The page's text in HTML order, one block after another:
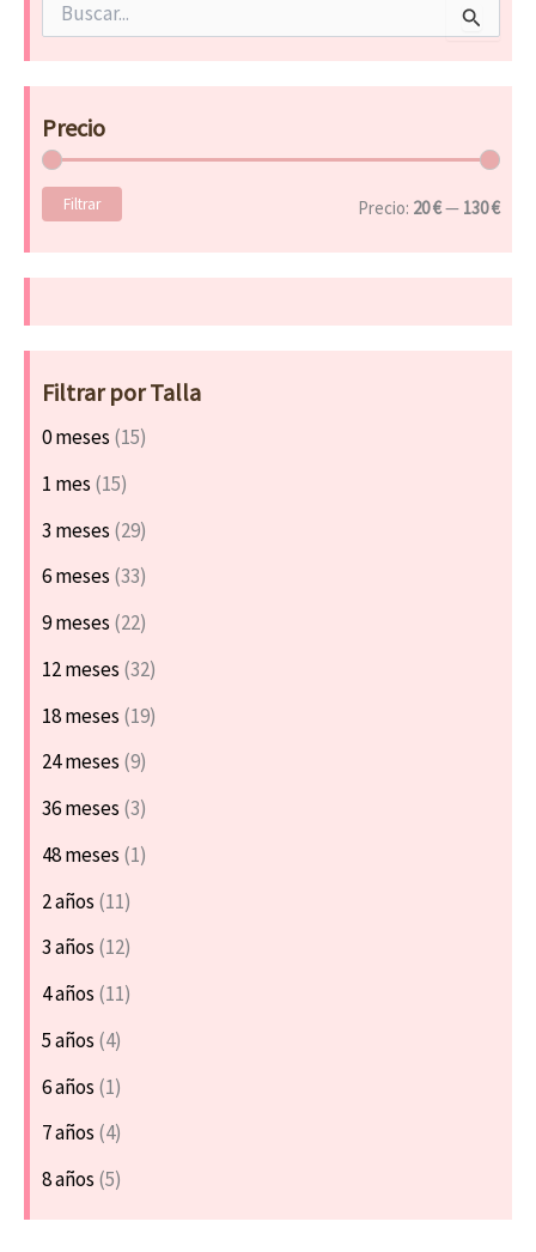
u
r
p
Precio
Filtrar Precio: 20 €— 130 €
Filtrar por Talla
0 meses (15)
1 mes (15)
3 meses (29)
6 meses (33)
9 meses (22)
12 meses (32)
18 meses (19)
24 meses (9)
36 meses (3)
48 meses (1)
2 años (11)
3 años (12)
4 años (11)
5 años (4)
6 años (1)
7 años (4)
8 años (5)